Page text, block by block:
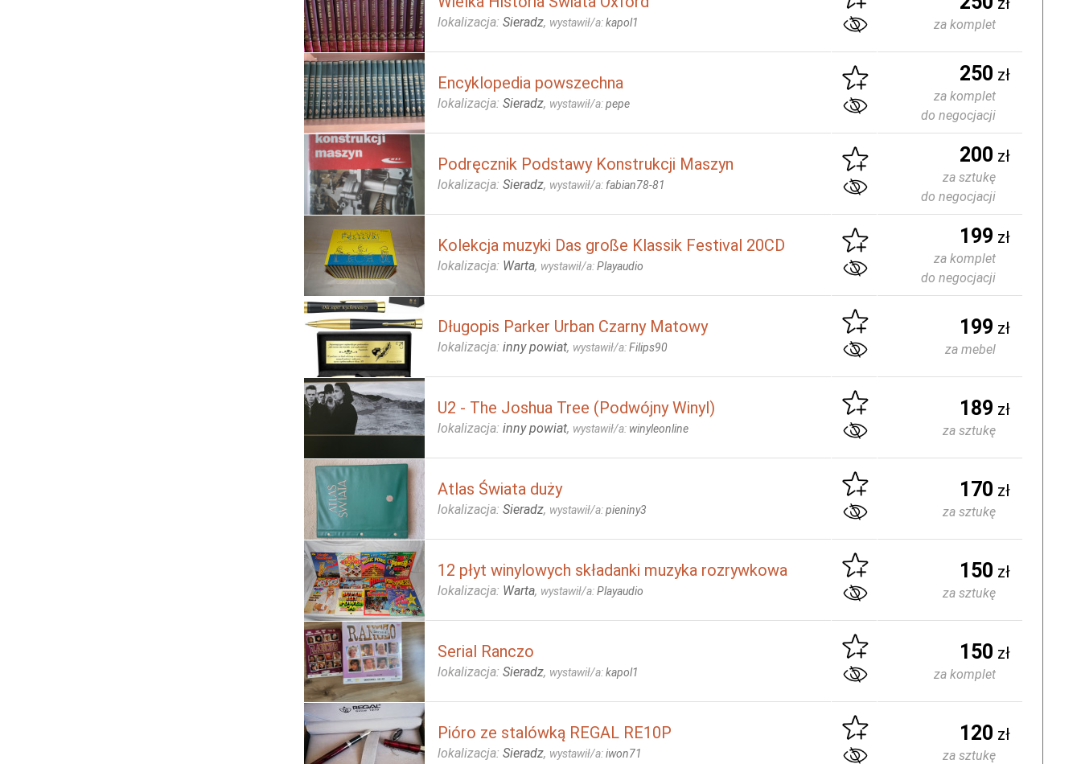
lokalizacja: Sieradz, wystawił/a:kapol1 za komplet
Encyklopedia powszechna
lokalizacja: Sieradz, wystawił/a:pepe
250 zł
za komplet
do negocjacji
Podręcznik Podstawy Konstrukcji Maszyn
lokalizacja: Sieradz, wystawił/a: fabian78-81
200 zł
za sztukę
do negocjacji
Kolekcja muzyki Das große Klassik Festival 20CD
lokalizacja: Warta, wystawił/a:Playaudio
199 zł
za komplet
do negocjacji
Długopis Parker Urban Czarny Matowy
lokalizacja: inny powiat, wystawił/a:Filips90
199 zł
za mebel
U2 - The Joshua Tree (Podwójny Winyl)
lokalizacja: inny powiat, wystawił/a: winyleonline
189 zł
za sztukę
Atlas Świata duży
lokalizacja: Sieradz, wystawił/a:pieniny3
170 zł
za sztukę
12 płyt winylowych składanki muzyka rozrywkowa
lokalizacja: Warta, wystawił/a:Playaudio
150 zł
za sztukę
Serial Ranczo
lokalizacja: Sieradz, wystawił/a:kapol1
150 zł
za komplet
Pióro ze stalówką REGAL RE10P
lokalizacja: Sieradz, wystawił/a:iwon71
120 zł
za sztukę